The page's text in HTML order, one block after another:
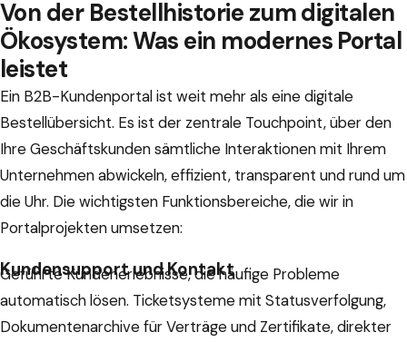
Von der Bestellhistorie zum digitalen
Ökosystem: Was ein modernes Portal
leistet
Ein B2B-Kundenportal ist weit mehr als eine digitale
Bestellübersicht. Es ist der zentrale Touchpoint, über den
Ihre Geschäftskunden sämtliche Interaktionen mit Ihrem
Unternehmen abwickeln, effizient, transparent und rund um
die Uhr. Die wichtigsten Funktionsbereiche, die wir in
Portalprojekten umsetzen:
Kundensupport und Kontakt
Geführte Kundenerlebnisse, die häufige Probleme
automatisch lösen. Ticketsysteme mit Statusverfolgung,
Dokumentenarchive für Verträge und Zertifikate, direkter